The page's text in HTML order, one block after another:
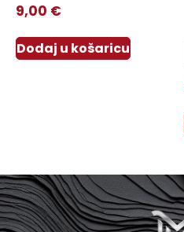
9,00 €
Dodaj u košaricu